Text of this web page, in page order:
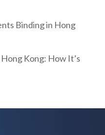
Binding in Hong
Kong: How It’s